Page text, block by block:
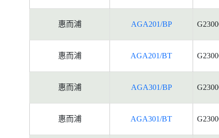
惠而浦 AGA201/BP
惠而浦 AGA201/BT
惠而浦 AGA301/BP
惠而浦 AGA301/BT